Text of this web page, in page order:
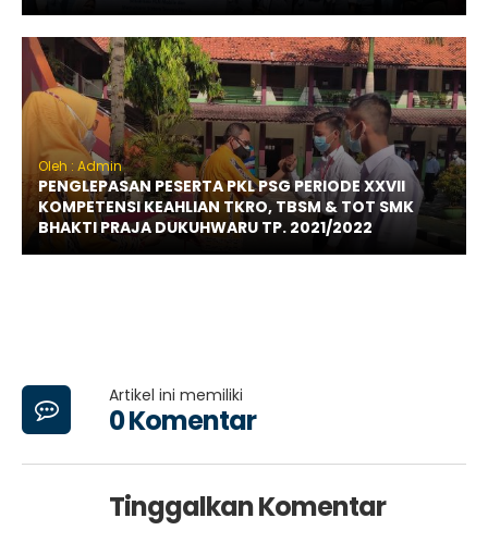
Oleh : Admin
PENGLEPASAN PESERTA PKL PSG PERIODE XXVII
KOMPETENSI KEAHLIAN TKRO, TBSM & TOT SMK
BHAKTI PRAJA DUKUHWARU TP. 2021/2022
Artikel ini memiliki
0 Komentar
Tinggalkan Komentar